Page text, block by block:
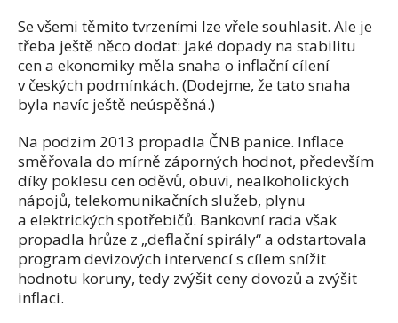
Se všemi těmito tvrzeními lze vřele souhlasit. Ale je
třeba ještě něco dodat: jaké dopady na stabilitu
cen a ekonomiky měla snaha o inflační cílení
v českých podmínkách. (Dodejme, že tato snaha
byla navíc ještě neúspěšná.)
Na podzim 2013 propadla ČNB panice. Inflace
směřovala do mírně záporných hodnot, především
díky poklesu cen oděvů, obuvi, nealkoholických
nápojů, telekomunikačních služeb, plynu
a elektrických spotřebičů. Bankovní rada však
propadla hrůze z „deflační spirály“ a odstartovala
program devizových intervencí s cílem snížit
hodnotu koruny, tedy zvýšit ceny dovozů a zvýšit
inflaci.